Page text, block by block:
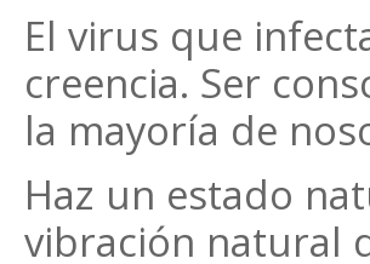
El virus que
creencia. Ser
la mayoría de
Haz un estado
vibración natural